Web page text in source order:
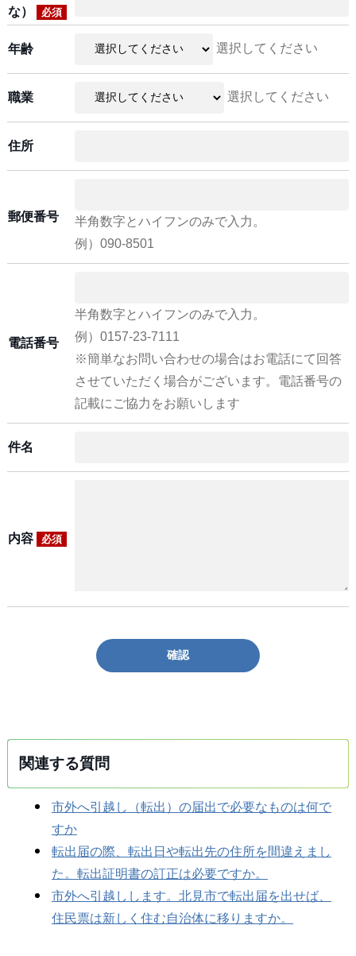
な） 必須
年齢 選択してください
職業 選択してください
住所
郵便番号
半角数字とハイフンのみで入力。
例）090-8501
電話番号
半角数字とハイフンのみで入力。
例）0157-23-7111
※簡単なお問い合わせの場合はお電話にて回答
させていただく場合がございます。電話番号の
記載にご協力をお願いします
件名
内容 必須
確認
関連する質問
市外へ引越し（転出）の届出で必要なものは何で
すか
転出届の際、転出日や転出先の住所を間違えまし
た。転出証明書の訂正は必要ですか。
市外へ引越しします。北見市で転出届を出せば、
住民票は新しく住む自治体に移りますか。